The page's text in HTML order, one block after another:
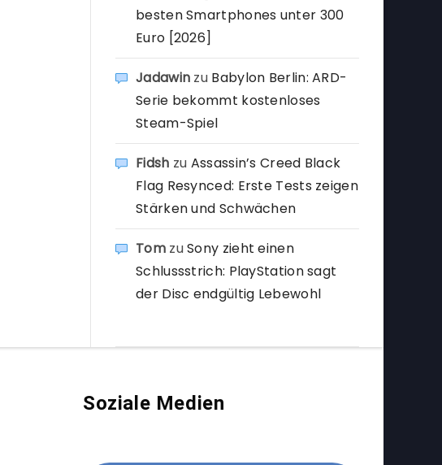
besten Smartphones unter 300
Euro [2026]
Jadawin zu Babylon Berlin: ARD-
Serie bekommt kostenloses
Steam-Spiel
Fidsh zu Assassin’s Creed Black
Flag Resynced: Erste Tests zeigen
Stärken und Schwächen
TomzuSony zieht einen
Schlussstrich: PlayStation sagt
der Disc endgültig Lebewohl
Soziale Medien